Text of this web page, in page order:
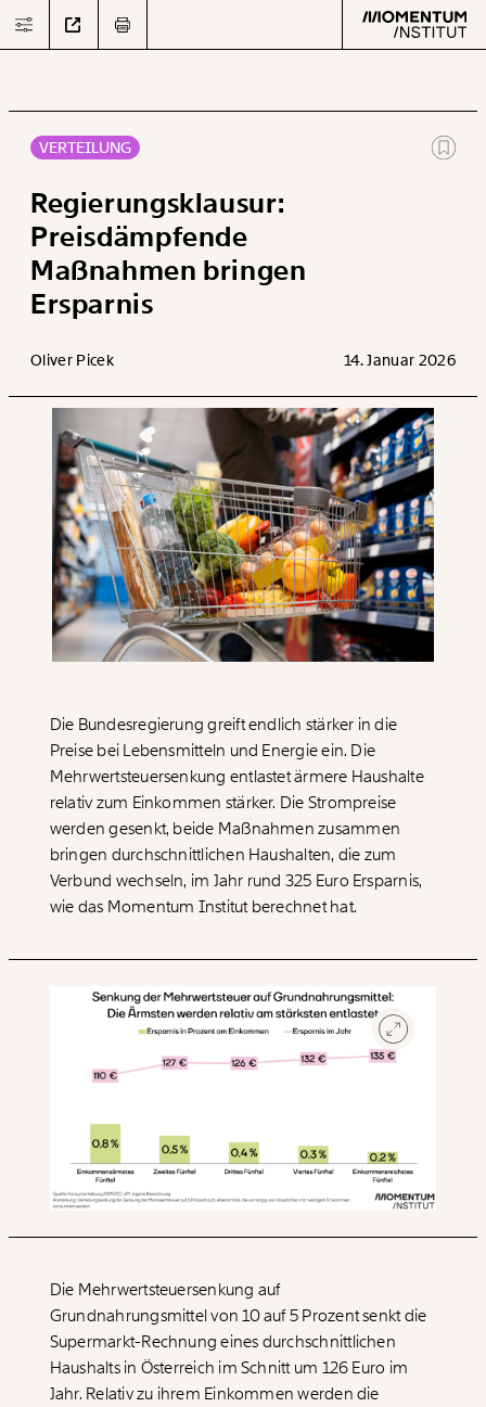
Arbeit
Klima
Datensätze
Paper der Woche
Projekte
Kürzungslandkarte
Erbschaftssteuer-Rechner
Koalitions-Kompass
Arbeitslosenrechner
Befristungs-Monitor
Pflegerechner
Parlagram
Team
Jahresberichte
Pressebereich
Jobs & Fellowships
Text
VERTEILUNG
Regierungsklausur:
Preisdämpfende
Maßnahmen bringen
Ersparnis
Oliver Picek 14. Januar 2026
Die Bundesregierung greift endlich stärker in die
Preise bei Lebensmitteln und Energie ein. Die
Mehrwertsteuersenkung entlastet ärmere Haushalte
relativ zum Einkommen stärker. Die Strompreise
werden gesenkt, beide Maßnahmen zusammen
bringen durchschnittlichen Haushalten, die zum
Verbund wechseln, im Jahr rund 325 Euro Ersparnis,
wie das Momentum Institut berechnet hat.
Die Mehrwertsteuersenkung auf
Grundnahrungsmittel von 10 auf 5 Prozent senkt die
Supermarkt-Rechnung eines durchschnittlichen
Haushalts in Österreich im Schnitt um 126 Euro im
Jahr. Relativ zu ihrem Einkommen werden die